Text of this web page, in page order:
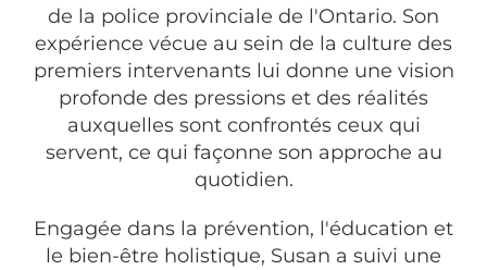
de la police provinciale de l'Ontario. Son
expérience vécue au sein de la culture des
premiers intervenants lui donne une vision
profonde des pressions et des réalités
auxquelles sont confrontés ceux qui
servent, ce qui façonne son approche au
quotidien.
Engagée dans la prévention, l'éducation et
le bien-être holistique, Susan a suivi une